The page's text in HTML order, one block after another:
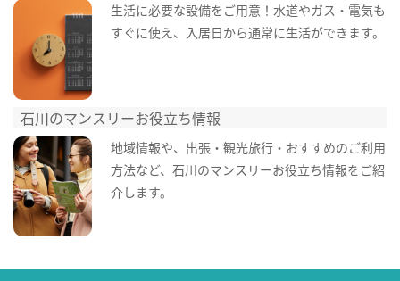
生活に必要な設備をご用意！水道やガス・電気も
すぐに使え、入居日から通常に生活ができます。
石川のマンスリーお役立ち情報
地域情報や、出張・観光旅行・おすすめのご利用
方法など、石川のマンスリーお役立ち情報をご紹
介します。